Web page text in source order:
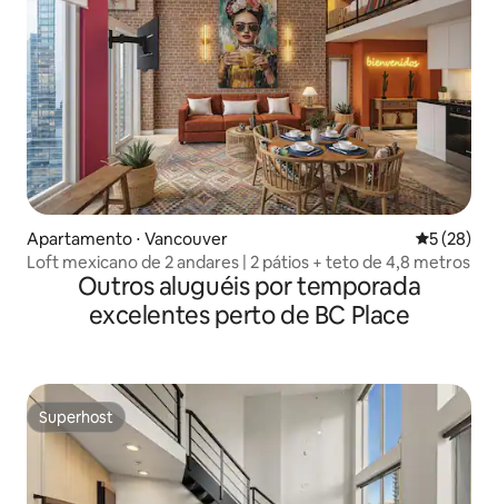
Apartamento ⋅ Vancouver 5 de uma
5 (28)
Loft mexicano de 2 andares | 2 pátios + teto de 4,8 metros
Outros aluguéis por temporada
excelentes perto de BC Place
Superhost
Superhost